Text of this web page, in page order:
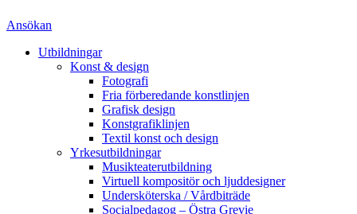
Ansökan
Utbildningar
Konst & design
Fotografi
Fria förberedande konstlinjen
Grafisk design
Konstgrafiklinjen
Textil konst och design
Yrkesutbildningar
Musikteaterutbildning
Virtuell kompositör och ljuddesigner
Undersköterska / Vårdbiträde
Socialpedagog – Östra Grevie